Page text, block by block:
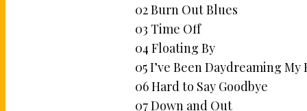
02 Burn Out Blues
03 Time Off
04 Floating By
05 I’ve Been Daydreaming
06 Hard to Say Goodbye
07 Down and Out